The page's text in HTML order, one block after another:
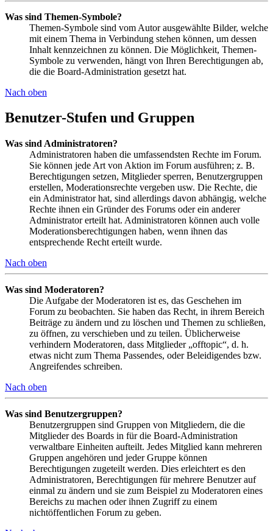
Was sind Themen-Symbole?
Themen-Symbole sind vom Autor ausgewählte Bilder, welche
mit einem Thema in Verbindung stehen können, um dessen
Inhalt kennzeichnen zu können. Die Möglichkeit, Themen-
Symbole zu verwenden, hängt von Ihren Berechtigungen ab,
die die Board-Administration gesetzt hat.
Nach oben
Benutzer-Stufen und Gruppen
Was sind Administratoren?
Administratoren haben die umfassendsten Rechte im Forum.
Sie können jede Art von Aktion im Forum ausführen; z. B.
Berechtigungen setzen, Mitglieder sperren, Benutzergruppen
erstellen, Moderationsrechte vergeben usw. Die Rechte, die
ein Administrator hat, sind allerdings davon abhängig, welche
Rechte ihnen ein Gründer des Forums oder ein anderer
Administrator erteilt hat. Administratoren können auch volle
Moderationsberechtigungen haben, wenn ihnen das
entsprechende Recht erteilt wurde.
Nach oben
Was sind Moderatoren?
Die Aufgabe der Moderatoren ist es, das Geschehen im
Forum zu beobachten. Sie haben das Recht, in ihrem Bereich
Beiträge zu ändern und zu löschen und Themen zu schließen,
zu öffnen, zu verschieben und zu teilen. Üblicherweise
verhindern Moderatoren, dass Mitglieder „offtopic“, d. h.
etwas nicht zum Thema Passendes, oder Beleidigendes bzw.
Angreifendes schreiben.
Nach oben
Was sind Benutzergruppen?
Benutzergruppen sind Gruppen von Mitgliedern, die die
Mitglieder des Boards in für die Board-Administration
verwaltbare Einheiten aufteilt. Jedes Mitglied kann mehreren
Gruppen angehören und jeder Gruppe können
Berechtigungen zugeteilt werden. Dies erleichtert es den
Administratoren, Berechtigungen für mehrere Benutzer auf
einmal zu ändern und sie zum Beispiel zu Moderatoren eines
Bereichs zu machen oder ihnen Zugriff zu einem
nichtöffentlichen Forum zu geben.